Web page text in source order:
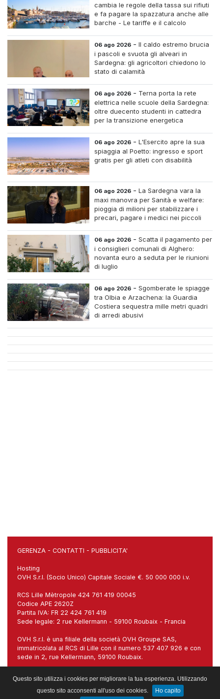
Questo sito utilizza i cookies per migliorare la tua esperienza. Utilizzando
questo sito acconsenti all'uso dei cookies.
Ho capito
cambia le regole della tassa sui rifiuti
e fa pagare la spazzatura anche alle
barche - Le tariffe e il calcolo
06 ago 2026 -Il caldo estremo brucia
i pascoli e svuota gli alveari in
Sardegna: gli agricoltori chiedono lo
stato di calamità
06 ago 2026 - Terna porta la rete
elettrica nelle scuole della Sardegna:
oltre duecento studenti in cattedra
per la transizione energetica
06 ago 2026 -L'Esercito apre la sua
spiaggia al Poetto: ingresso e sport
gratis per gli atleti con disabilità
06 ago 2026 -La Sardegna vara la
maxi manovra per Sanità e welfare:
pioggia di milioni per stabilizzare i
precari, pagare i medici nei piccoli
06 ago 2026 -Scatta il pagamento per
i consiglieri comunali di Alghero:
novanta euro a seduta per le riunioni
di luglio
06 ago 2026 -Sgomberate le spiagge
tra Olbia e Arzachena: la Guardia
Costiera sequestra mille metri quadri
di arredi abusivi
GERENZA - CONTATTI - PUBBLICITA'
Hosting
OVH S.r.l. (Socio Unico) Capitale Sociale €. 50 000 000 i.v.
RCS Lille Mètropole 424 761 419 00045
Codice APE 2620Z
Partita IVA: FR 22 424 761 419
Sede legale: 2 rue Kellermann - 59100 Roubaix - Francia
OVH S.r.l. è una filiale della società OVH Groupe SAS,
immatricolata al RCS di Lille con il numero 537 407 926 e con
sede in 2, rue Kellermann, 59100 Roubaix.
Gestito da:Web Project sas